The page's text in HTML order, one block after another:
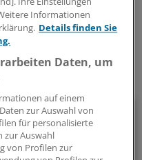
beeindruckende
Informationen
Details finden Sie
Daten, um
auf einem
zur Auswahl von
für personalisierte
zur Auswahl
von Profilen zur